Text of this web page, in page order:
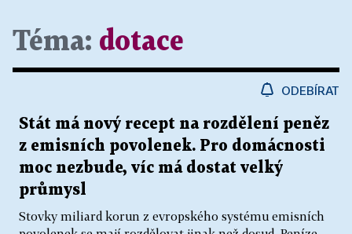
Téma: dotace
ODEBÍRAT
Stát má nový recept na rozdělení peněz
z emisních povolenek. Pro domácnosti
moc nezbude, víc má dostat velký
průmysl
Stovky miliard korun z evropského systému emisních